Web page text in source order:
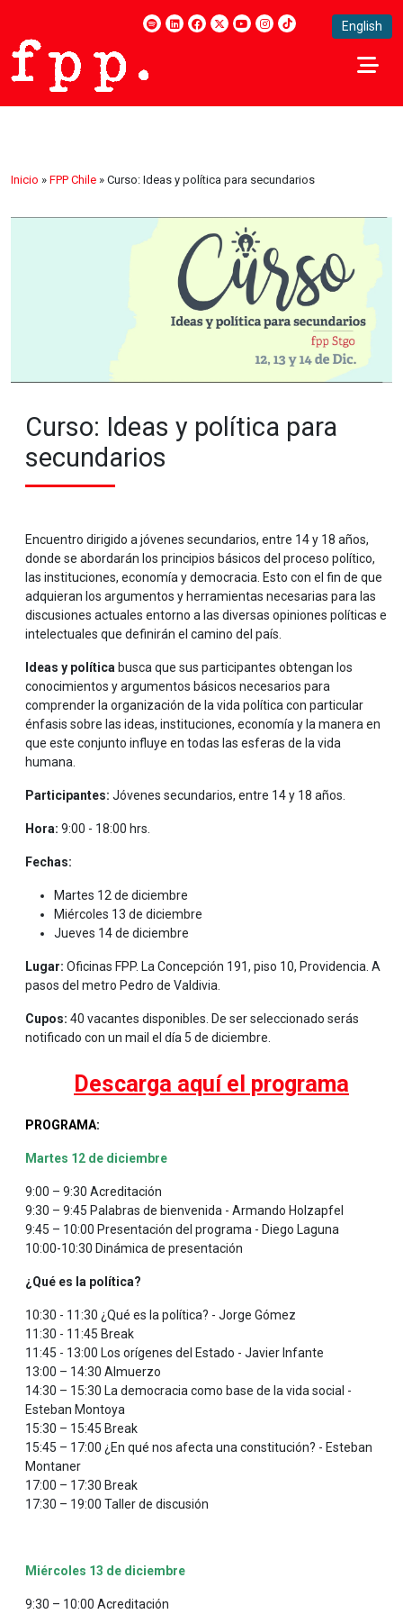
English
Inicio » FPP Chile » Curso: Ideas y política para secundarios
Curso: Ideas y política para
secundarios
Encuentro dirigido a jóvenes secundarios, entre 14 y 18 años,
donde se abordarán los principios básicos del proceso político,
las instituciones, economía y democracia. Esto con el fin de que
adquieran los argumentos y herramientas necesarias para las
discusiones actuales entorno a las diversas opiniones políticas e
intelectuales que definirán el camino del país.
Ideas y política busca que sus participantes obtengan los
conocimientos y argumentos básicos necesarios para
comprender la organización de la vida política con particular
énfasis sobre las ideas, instituciones, economía y la manera en
que este conjunto influye en todas las esferas de la vida
humana.
Participantes: Jóvenes secundarios, entre 14 y 18 años.
Hora: 9:00 - 18:00 hrs.
Fechas:
Martes 12 de diciembre
Miércoles 13 de diciembre
Jueves 14 de diciembre
Lugar: Oficinas FPP. La Concepción 191, piso 10, Providencia. A
pasos del metro Pedro de Valdivia.
Cupos: 40 vacantes disponibles. De ser seleccionado serás
notificado con un mail el día 5 de diciembre.
Descarga aquí el programa
PROGRAMA:
Martes 12 de diciembre
9:00 – 9:30 Acreditación
9:30 – 9:45 Palabras de bienvenida - Armando Holzapfel
9:45 – 10:00 Presentación del programa - Diego Laguna
10:00-10:30 Dinámica de presentación
¿Qué es la política?
10:30 - 11:30 ¿Qué es la política? - Jorge Gómez
11:30 - 11:45 Break
11:45 - 13:00 Los orígenes del Estado - Javier Infante
13:00 – 14:30 Almuerzo
14:30 – 15:30 La democracia como base de la vida social -
Esteban Montoya
15:30 – 15:45 Break
15:45 – 17:00 ¿En qué nos afecta una constitución? - Esteban
Montaner
17:00 – 17:30 Break
17:30 – 19:00 Taller de discusión
Miércoles 13 de diciembre
9:30 – 10:00 Acreditación